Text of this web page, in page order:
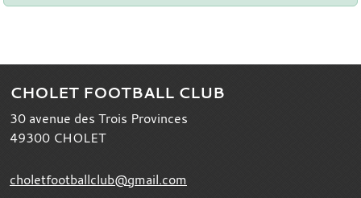
CHOLET FOOTBALL CLUB
30 avenue des Trois Provinces
49300 CHOLET
choletfootballclub@gmail.com